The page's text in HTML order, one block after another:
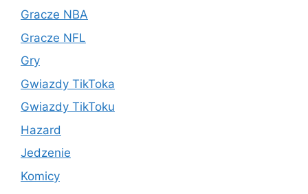
Gracze NBA
Gracze NFL
Gry
Gwiazdy TikToka
Gwiazdy TikToku
Hazard
Jedzenie
Komicy